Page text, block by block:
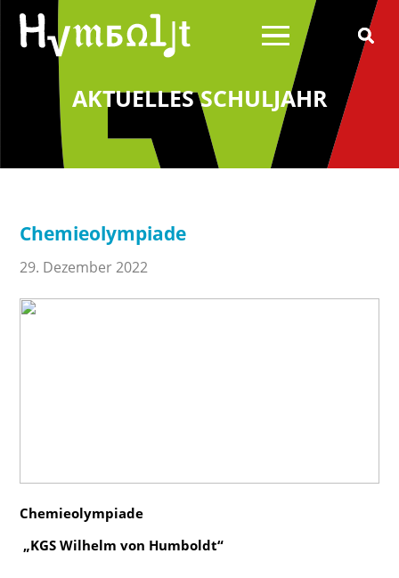
Über uns
Schulleitung
Schulelternrat
Schulförderverein
Schulsozialarbeit
Projekte
AKTUELLES SCHULJAHR
Chemieolympiade
29. Dezember 2022
Chemieolympiade
„KGS Wilhelm von Humboldt“